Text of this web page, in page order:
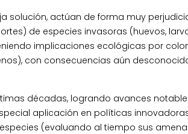
solución, actúan de forma muy
de especies invasoras (huevos,
implicaciones ecológicas por
con consecuencias aún
décadas, logrando avances
aplicación en políticas
(evaluando al tiempo sus